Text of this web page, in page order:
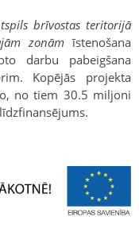
brīvostas teritorijā
zonāmīstenošana
darbu pabeigšana
Kopējās projekta
no tiem 30.5 miljoni